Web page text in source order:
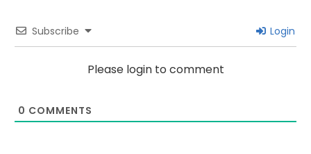
Subscribe Login
Please login to comment
0 COMMENTS